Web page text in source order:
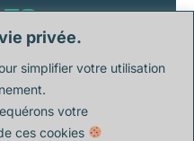
privée.
simplifier votre utilisation
votre
ces cookies
Notre équipe d’experts
à vos questions !